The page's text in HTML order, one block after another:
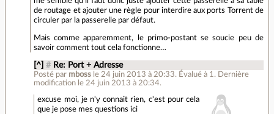
de routage et ajouter une règle pour interdire aux ports Torrent de
circuler par la passerelle par défaut.
Mais comme apparemment, le primo-postant se soucie peu de
savoir comment tout cela fonctionne…
[^] # Re: Port + Adresse
Posté par mboss le 24 juin 2013 à 20:33. Évalué à 1 . Dernière
modification le 24 juin 2013 à 20:34.
excuse moi, je n'y connait rien, c'est pour cela
que je pose mes questions ici